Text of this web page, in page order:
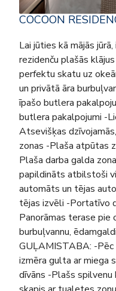
COCOON
Lai jūties kā mājās
rezidenču plašās
perfektu skatu uz
un privātā āra
īpašo butlera
butlera pakalpojumi -
Atsevišķas
zonas -Plaša atpūtas
Plaša darba galda
papildināts atbilstoši
automāts un tējas
tējas izvēli -Portatīvo
Panorāmas terase pie
burbuļvannu,
GUĻAMISTABA: -Pēc
izmēra gulta ar miega
dīvāns -Plašs